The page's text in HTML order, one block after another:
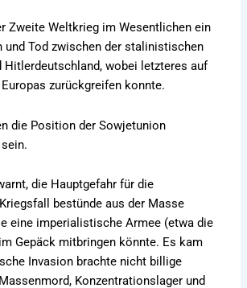
Zweite Weltkrieg im Wesentlichen ein
und Tod zwischen der stalinistischen
Hitlerdeutschland, wobei letzteres auf
zurückgreifen konnte.
die Position der Sowjetunion
die Hauptgefahr für die
bestünde aus der Masse
eine imperialistische Armee (etwa die
Gepäck mitbringen könnte. Es kam
Invasion brachte nicht billige
Konzentrationslager und